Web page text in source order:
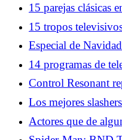
15 parejas clásicas
edad más grandes
15 tropos
comunes y que ya
Especial de
la BBC mientras
claras
14 programas de
Control Resonant
la aclamada
Los mejores
1980
Actores que de
como adolescentes